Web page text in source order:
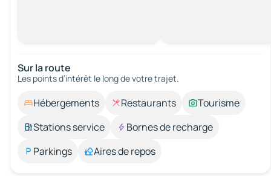
Sur la route
Les points d’intérêt le long de votre trajet.
Hébergements Restaurants
Tourisme
Stations service
Bornes de recharge
Parkings
Aires de repos